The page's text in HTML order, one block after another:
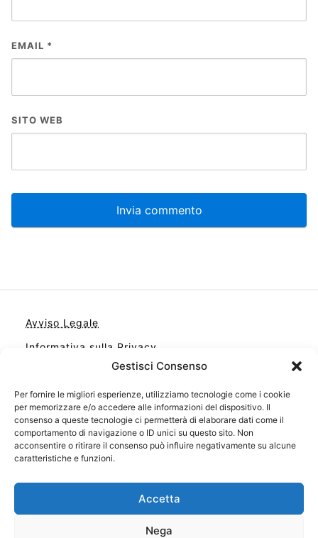
Gestisci Consenso
Per fornire le migliori esperienze, utilizziamo tecnologie come i cookie
per memorizzare e/o accedere alle informazioni del dispositivo. Il
consenso a queste tecnologie ci permetterà di elaborare dati come il
comportamento di navigazione o ID unici su questo sito. Non
acconsentire o ritirare il consenso può influire negativamente su alcune
caratteristiche e funzioni.
Accetta
Nega
EMAIL *
SITO WEB
Avviso Legale
Informativa sulla Privacy
Contatto
Cookie Policy (UE)